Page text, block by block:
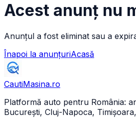
Acest anunț nu
Anunțul a fost eliminat sau a
Înapoi la anunțuriAcasă
CautiMasina.ro
Platformă auto pentru România:
București, Cluj-Napoca,